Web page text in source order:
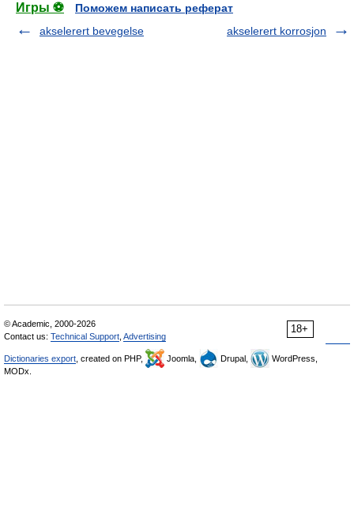
Игры ⚽
Поможем написать реферат
akselerert bevegelse
akselerert korrosjon
18+
© Academic, 2000-2026
Contact us: Technical Support Advertising
Dictionaries export , created on PHP, Joomla, Drupal,
WordPress,
MODx.